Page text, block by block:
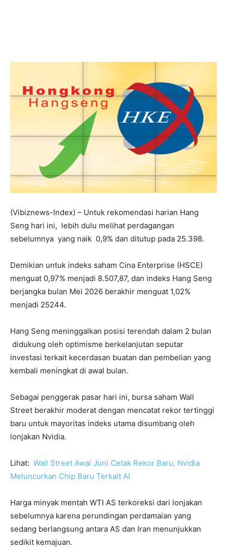
(Vibiznews-Index) – Untuk rekomendasi harian Hang
Seng hari ini, lebih dulu melihat perdagangan
sebelumnya yang naik 0,9% dan ditutup pada 25.398.
Demikian untuk indeks saham Cina Enterprise (HSCE)
menguat 0,97% menjadi 8.507,87, dan indeks Hang Seng
berjangka bulan Mei 2026 berakhir menguat 1,02%
menjadi 25244.
Hang Seng meninggalkan posisi terendah dalam 2 bulan
didukung oleh optimisme berkelanjutan seputar
investasi terkait kecerdasan buatan dan pembelian yang
kembali meningkat di awal bulan.
Sebagai penggerak pasar hari ini, bursa saham Wall
Street berakhir moderat dengan mencatat rekor tertinggi
baru untuk mayoritas indeks utama disumbang oleh
lonjakan Nvidia.
Lihat: Wall Street Awal Juni Cetak Rekor Baru, Nvidia
Meluncurkan Chip Baru Terkait AI
Harga minyak mentah WTI AS terkoreksi dari lonjakan
sebelumnya karena perundingan perdamaian yang
sedang berlangsung antara AS dan Iran menunjukkan
sedikit kemajuan.